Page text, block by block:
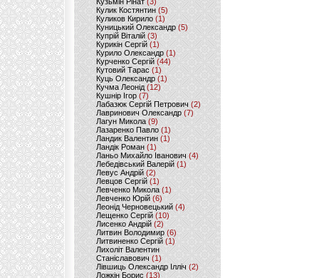
Кулик Костянтин(5)
Куликов Кирило (1)
Куницький Олександр (5)
Купрій Віталій (3)
Курикін Сергій(1)
Курило Олександр (1)
Курченко Сергій (44)
Кутовий Тарас (1)
Куць Олександр (1)
Кучма Леонід (12)
Кушнір Ігор(7)
Лабазюк Сергій Петрович (2)
Лавринович Олександр(7)
Лагун Микола(9)
Лазаренко Павло (1)
Ландик Валентин (1)
Ландік Роман (1)
Ланьо Михайло Іванович(4)
Лебедівський Валерій(1)
Левус Андрій(2)
Левцов Сергій (1)
Левченко Микола (1)
Левченко Юрій (6)
Леонід Черновецький (4)
Лещенко Сергій (10)
Лисенко Андрій (2)
Литвин Володимир (6)
Литвиненко Сергій (1)
Лихоліт Валентин
Станіславович (1)
Лівшиць Олександр Ілліч (2)
Ложкін Борис(13)